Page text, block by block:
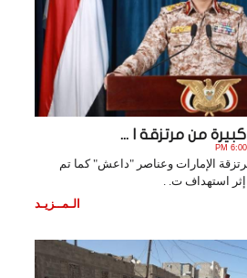
من مرتزقة ا ...
الإمارات وعناصر "داعش" كما تم
الـمــزيـد